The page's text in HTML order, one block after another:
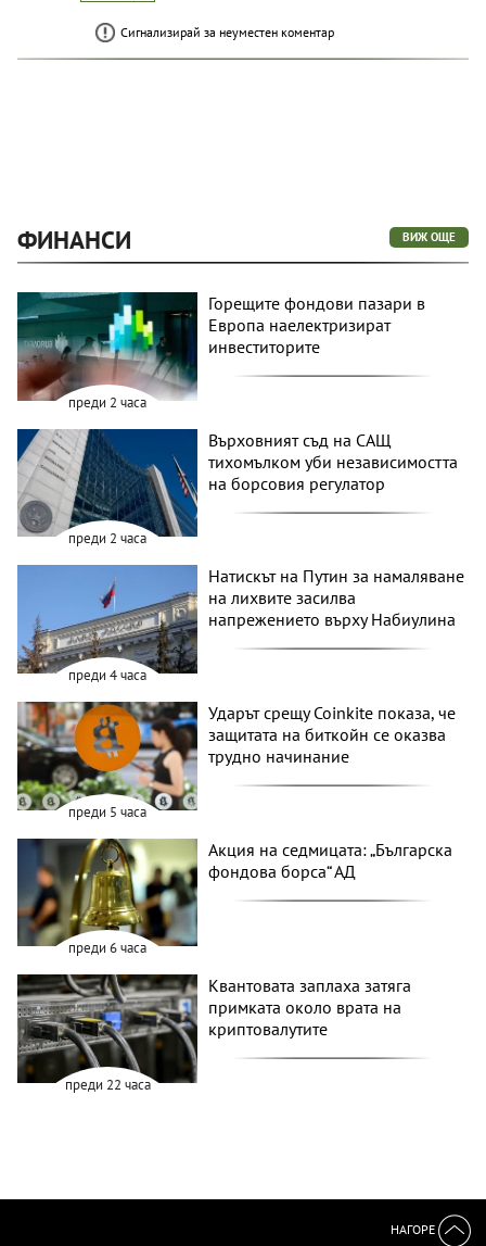
Сигнализирай за неуместен коментар
ФИНАНСИ ВИЖ ОЩЕ
преди 2 часа
Горещите фондови пазари в
Европа наелектризират
инвеститорите
преди 2 часа
Върховният съд на САЩ
тихомълком уби независимостта
на борсовия регулатор
преди 4 часа
Натискът на Путин за намаляване
на лихвите засилва
напрежението върху Набиулина
преди 5 часа
Ударът срещу Coinkite показа, че
защитата на биткойн се оказва
трудно начинание
преди 6 часа
Акция на седмицата: „Българска
фондова борса“ АД
преди 22 часа
Квантовата заплаха затяга
примката около врата на
криптовалутите
НАГОРЕ